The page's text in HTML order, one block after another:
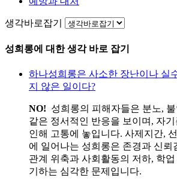
생각바로잡기
성희롱에 대한 생각 바로 잡기
하나성희롱은 사소한 장난이나 실
지 않은 일이다?
NO! 성희롱의 피해자들은 분노,
같은 정서적인 반응을 보이며, 자
인해 고통에 놓입니다. 사제지간,
에 일어나는 성희롱은 존경과 신뢰
관계 위축과 사회활동의 저하, 학
기하는 심각한 문제입니다.